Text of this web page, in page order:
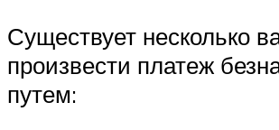
Существует несколько
произвести платеж
путем: